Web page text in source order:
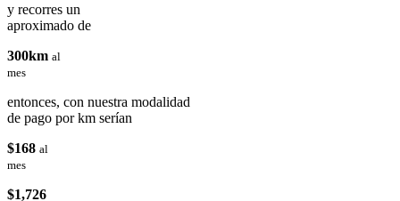
y recorres un
aproximado de
300km al
mes
entonces, con nuestra modalidad
de pago por km serían
$168 al
mes
$1,726